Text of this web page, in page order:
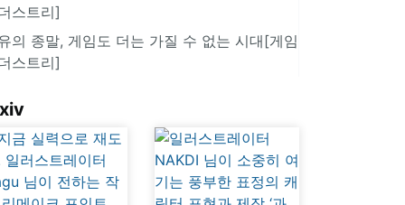
스트리]
의 종말, 게임도 더는 가질 수 없는 시대[게임
스트리]